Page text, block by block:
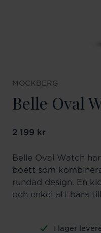
MOCKBERG
Belle Oval
Pris:2 199 kr
2 199 kr
Belle Oval Watch
boett som
rundad design. En
och enkel att bära
I lager